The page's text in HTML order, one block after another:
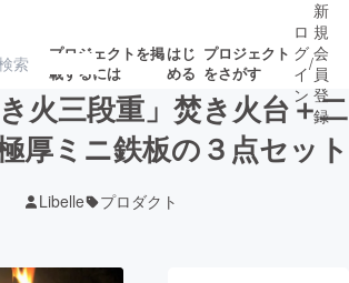
プロジェクトを掲
載するには
はじ
める
プロジェクト
をさがす
注目の新着プロ
ジェクト
ロジェクト
ロ
グ
イ
ン
/
新
規
会
員
登
録
火三段重」焚き火台＋二
厚ミニ鉄板の３点セット
Libelle プロダクト